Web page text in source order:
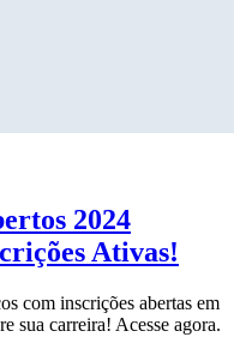
2024
Ativas!
com inscrições abertas em
sua carreira! Acesse agora.